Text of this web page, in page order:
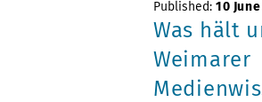
Published: 10
Was hält
Weimarer